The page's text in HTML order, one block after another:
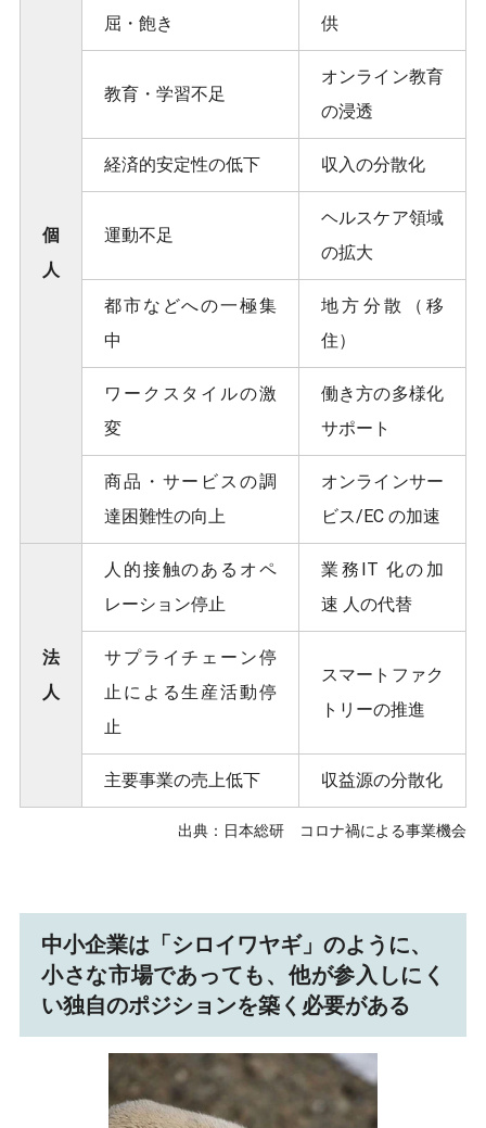
個
人
屈・飽き 供
教育・学習不足
オンライン教育
の浸透
経済的安定性の低下 収入の分散化
運動不足
ヘルスケア領域
の拡大
都市などへの一極集
中
地方分散（移
住）
ワークスタイルの激
変
働き方の多様化
サポート
商品・サービスの調
達困難性の向上
オンラインサー
ビス/EC の加速
法
人
人的接触のあるオペ
レーション停止
業務IT 化の加
速 人の代替
サプライチェーン停
止による生産活動停
止
スマートファク
トリーの推進
主要事業の売上低下 収益源の分散化
出典：日本総研 コロナ禍による事業機会
中小企業は「シロイワヤギ」のように、
小さな市場であっても、他が参入しにく
い独自のポジションを築く必要がある